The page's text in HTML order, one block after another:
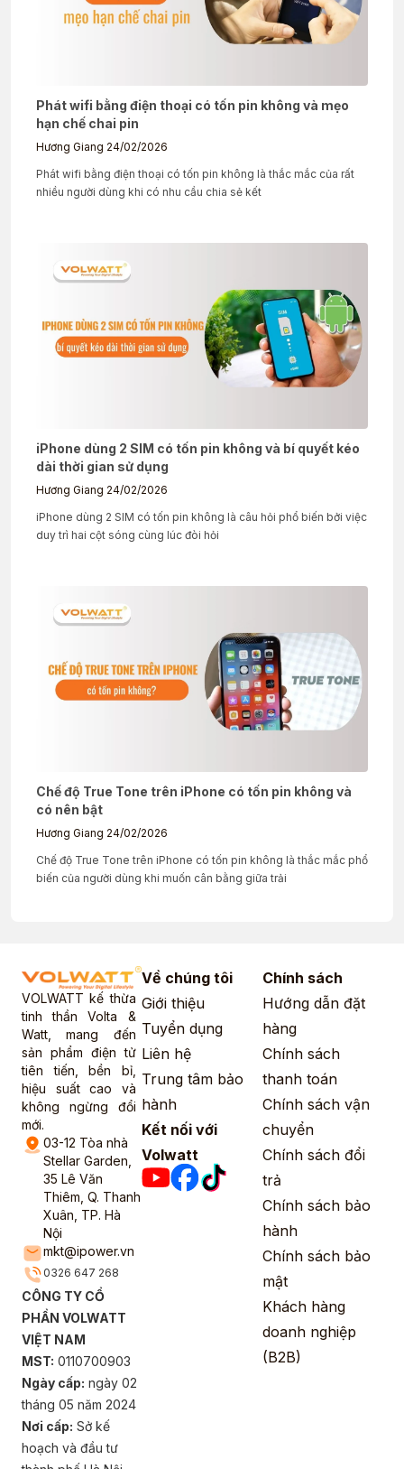
Phát wifi bằng điện thoại có tốn pin không và mẹo
hạn chế chai pin
Hương Giang 24/02/2026
Phát wifi bằng điện thoại có tốn pin không là thắc mắc của rất
nhiều người dùng khi có nhu cầu chia sẻ kết
iPhone dùng 2 SIM có tốn pin không và bí quyết kéo
dài thời gian sử dụng
Hương Giang 24/02/2026
iPhone dùng 2 SIM có tốn pin không là câu hỏi phổ biến bởi việc
duy trì hai cột sóng cùng lúc đòi hỏi
Chế độ True Tone trên iPhone có tốn pin không và
có nên bật
Hương Giang 24/02/2026
Chế độ True Tone trên iPhone có tốn pin không là thắc mắc phổ
biến của người dùng khi muốn cân bằng giữa trải
VOLWATT kế thừa
tinh thần Volta &
Watt, mang đến
sản phẩm điện tử
tiên tiến, bền bỉ,
hiệu suất cao và
không ngừng đổi
mới.
03-12 Tòa nhà
Stellar Garden,
35 Lê Văn
Thiêm, Q. Thanh
Xuân, TP. Hà
Nội
mkt@ipower.vn
0326 647 268
CÔNG TY CỔ
PHẦN VOLWATT
VIỆT NAM
MST: 0110700903
Ngày cấp: ngày 02
tháng 05 năm 2024
Nơi cấp: Sở kế
hoạch và đầu tư
Về chúng tôi
Giới thiệu
Tuyển dụng
Liên hệ
Trung tâm bảo
hành
Kết nối với
Volwatt
Chính sách
Hướng dẫn đặt
hàng
Chính sách
thanh toán
Chính sách vận
chuyển
Chính sách đổi
trả
Chính sách bảo
hành
Chính sách bảo
mật
Khách hàng
doanh nghiệp
(B2B)